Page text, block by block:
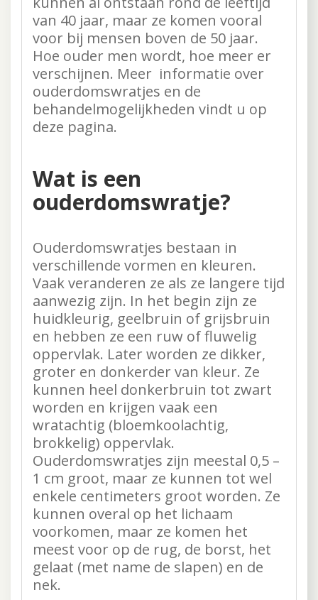
van 40 jaar, maar ze komen vooral
voor bij mensen boven de 50 jaar.
Hoe ouder men wordt, hoe meer er
verschijnen. Meer informatie over
ouderdomswratjes en de
behandelmogelijkheden vindt u op
deze pagina.
Wat is een
ouderdomswratje?
Ouderdomswratjes bestaan in
verschillende vormen en kleuren.
Vaak veranderen ze als ze langere tijd
aanwezig zijn. In het begin zijn ze
huidkleurig, geelbruin of grijsbruin
en hebben ze een ruw of fluwelig
oppervlak. Later worden ze dikker,
groter en donkerder van kleur. Ze
kunnen heel donkerbruin tot zwart
worden en krijgen vaak een
wratachtig (bloemkoolachtig,
brokkelig) oppervlak.
Ouderdomswratjes zijn meestal 0,5 –
1 cm groot, maar ze kunnen tot wel
enkele centimeters groot worden. Ze
kunnen overal op het lichaam
voorkomen, maar ze komen het
meest voor op de rug, de borst, het
gelaat (met name de slapen) en de
nek.